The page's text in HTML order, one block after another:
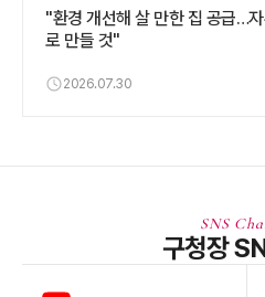
"환경 개선해 살 만한 집 공급…자
로 만들 것"
2026.07.30
SNS
구청장